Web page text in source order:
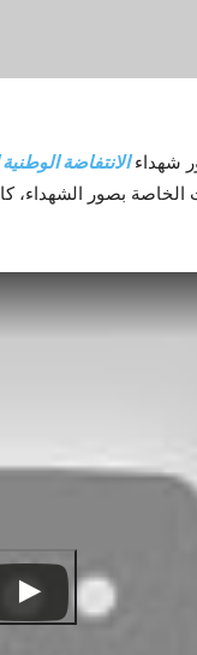
شهداءالانتفاضة الوطنية
الخاصة بصور